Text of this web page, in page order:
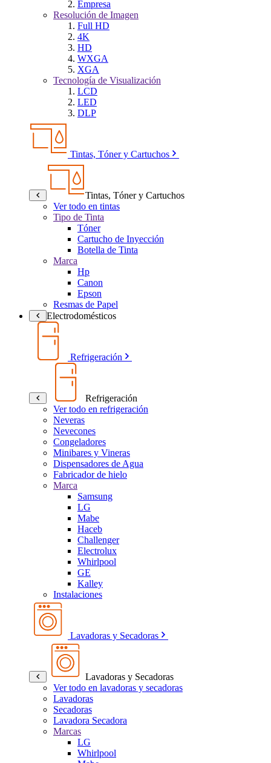
Empresa
Resolución de Imagen
Full HD
4K
HD
WXGA
XGA
Tecnología de Visualización
LCD
LED
DLP
Tintas, Tóner y Cartuchos
Tintas, Tóner y Cartuchos
Ver todo en tintas
Tipo de Tinta
Tóner
Cartucho de Inyección
Botella de Tinta
Marca
Hp
Canon
Epson
Resmas de Papel
Electrodomésticos
Refrigeración
Refrigeración
Ver todo en refrigeración
Neveras
Nevecones
Congeladores
Minibares y Vineras
Dispensadores de Agua
Fabricador de hielo
Marca
Samsung
LG
Mabe
Haceb
Challenger
Electrolux
Whirlpool
GE
Kalley
Instalaciones
Lavadoras y Secadoras
Lavadoras y Secadoras
Ver todo en lavadoras y secadoras
Lavadoras
Secadoras
Lavadora Secadora
Marcas
LG
Whirlpool